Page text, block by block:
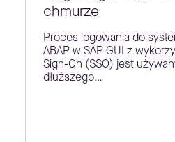
chmurze
Proces logowania do
ABAP w SAP GUI z
Sign-On (SSO) jest
dłuższego…